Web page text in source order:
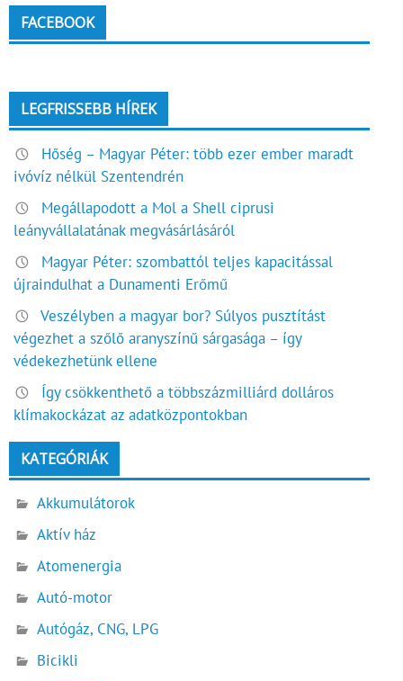
FACEBOOK
LEGFRISSEBB HÍREK
Hőség – Magyar Péter: több ezer ember maradt
ivóvíz nélkül Szentendrén
Megállapodott a Mol a Shell ciprusi
leányvállalatának megvásárlásáról
Magyar Péter: szombattól teljes kapacitással
újraindulhat a Dunamenti Erőmű
Veszélyben a magyar bor? Súlyos pusztítást
végezhet a szőlő aranyszínű sárgasága – így
védekezhetünk ellene
Így csökkenthető a többszázmilliárd dolláros
klímakockázat az adatközpontokban
KATEGÓRIÁK
Akkumulátorok
Aktív ház
Atomenergia
Autó-motor
Autógáz, CNG, LPG
Bicikli